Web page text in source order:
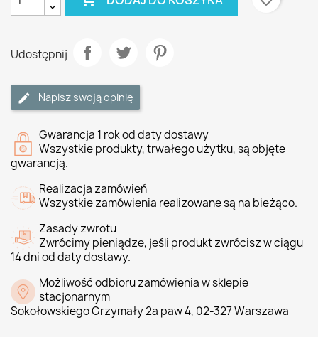
Udostępnij
Napisz swoją opinię
Gwarancja 1 rok od daty dostawy
Wszystkie produkty, trwałego użytku, są objęte
gwarancją.
Realizacja zamówień
Wszystkie zamówienia realizowane są na bieżąco.
Zasady zwrotu
Zwrócimy pieniądze, jeśli produkt zwrócisz w ciągu
14 dni od daty dostawy.
Możliwość odbioru zamówienia w sklepie
stacjonarnym
Sokołowskiego Grzymały 2a paw 4, 02-327 Warszawa